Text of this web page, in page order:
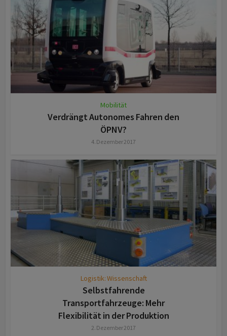
Mobilität
Verdrängt Autonomes Fahren den
ÖPNV?
4. Dezember 2017
Logistik: Wissenschaft
Selbstfahrende
Transportfahrzeuge: Mehr
Flexibilität in der Produktion
2. Dezember 2017